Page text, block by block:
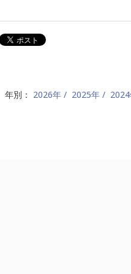
年別： 2026年 2025年